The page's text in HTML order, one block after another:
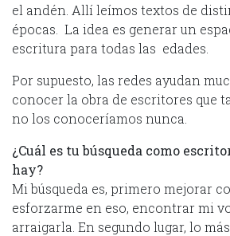
el andén. Allí leímos textos de
épocas. La idea es generar un
escritura para todas las edades.
Por supuesto, las redes ayudan
conocer la obra de escritores que
no los conoceríamos nunca.
¿Cuál es tu búsqueda como
hay?
Mi búsqueda es, primero mejorar
esforzarme en eso, encontrar mi
arraigarla. En segundo lugar, lo